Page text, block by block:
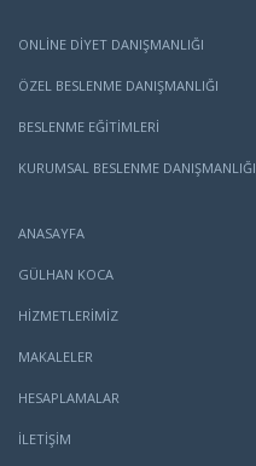
ONLINE DIYET DANIŞMANLIĞI
ÖZEL BESLENME DANIŞMANLIĞI
BESLENME EĞITIMLERI
KURUMSAL BESLENME DANIŞMANLIĞI
ANASAYFA
GÜLHAN KOCA
HİZMETLERİMİZ
MAKALELER
HESAPLAMALAR
İLETİŞİM